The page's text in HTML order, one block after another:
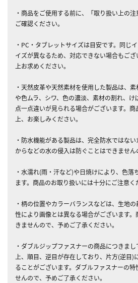
・商品をご使用する前に、「取り扱い上の
ご確認ください。
・PC・タブレットサイズは目安です。同じ
イズが異なるため、対応できない場合もご
上お求めください。
・天然皮革や天然素材を使用した製品は、
や色ムラ、シワ、色の濃淡、素材の割れ、
点一点違いが見られる場合がございます。
上、お楽しみください。
・防水機能がある製品は、完全防水ではな
からなどの水の侵入は防ぐことはできません
・水濡れ(雨・汗など)や日焼けにより、色落
ます。商品のお取り扱いには十分にご注意く
・柄の位置やカラーバランスなどは、生地
性により画像とは異なる場合がございます
きませんので、予めご了承ください。
・ダブルジップファスナーの商品につきま
上、順目、逆目が存在しており、片方(逆目)
ることがございます。ダブルファスナーの
せんので、予めご了承ください。